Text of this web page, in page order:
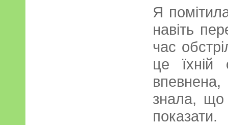
Я
навіть
час
це їхній
знала,
показати.